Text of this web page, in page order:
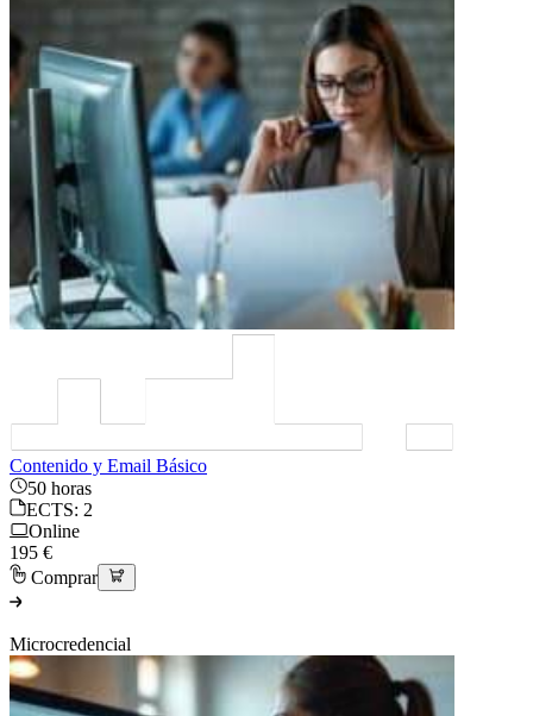
Contenido y Email Básico
50 horas
ECTS: 2
Online
195 €
Comprar
Microcredencial